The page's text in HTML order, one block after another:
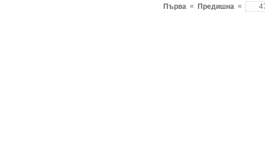
Първа « Предишна «